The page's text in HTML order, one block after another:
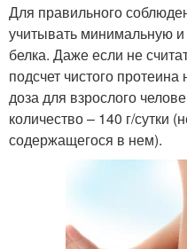
Для правильного
учитывать минимальную
белка. Даже если не
подсчет чистого
доза для взрослого
количество – 140 г/сутки
содержащегося в нем).